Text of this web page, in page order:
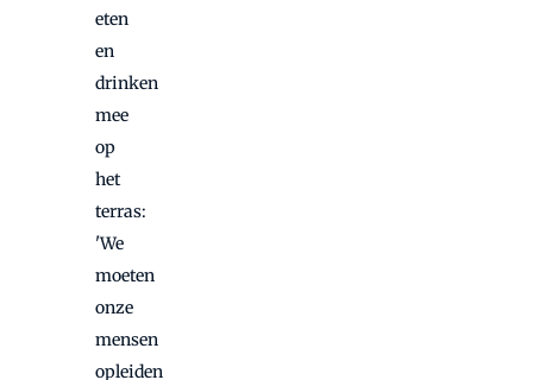
eten
en
drinken
mee
op
het
terras:
'We
moeten
onze
mensen
opleiden